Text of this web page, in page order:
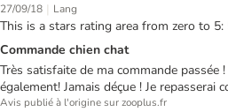
27/09/18 | Lang
This is a stars rating area from zero to 5:
Commande chien chat
Très satisfaite de ma commande passée
également! Jamais déçue ! Je repasserai
Avis publié à l'origine sur zooplus.fr